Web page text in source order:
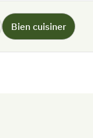
Bien cuisiner